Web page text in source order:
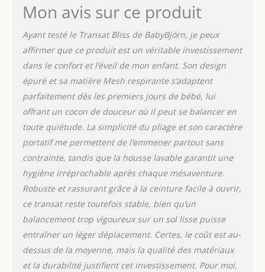
Mon avis sur ce produit
Ayant testé le Transat Bliss de BabyBjörn, je peux
affirmer que ce produit est un véritable investissement
dans le confort et l’éveil de mon enfant. Son design
épuré et sa matière Mesh respirante s’adaptent
parfaitement dès les premiers jours de bébé, lui
offrant un cocon de douceur où il peut se balancer en
toute quiétude. La simplicité du pliage et son caractère
portatif me permettent de l’emmener partout sans
contrainte, tandis que la housse lavable garantit une
hygiène irréprochable après chaque mésaventure.
Robuste et rassurant grâce à la ceinture facile à ouvrir,
ce transat reste toutefois stable, bien qu’un
balancement trop vigoureux sur un sol lisse puisse
entraîner un léger déplacement. Certes, le coût est au-
dessus de la moyenne, mais la qualité des matériaux
et la durabilité justifient cet investissement. Pour moi,